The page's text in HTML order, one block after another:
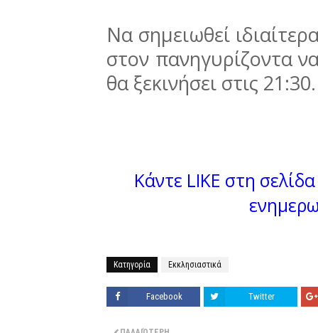
Να σημειωθεί
στον πανηγυρίζοντα
θα ξεκινήσει στις 21:30.
Κάντε LIKE στη
Κατηγορία Εκκλησιαστικά
Facebook Twitter